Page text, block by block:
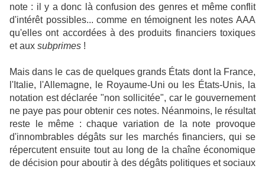
note : il y a donc là confusion des genres et même conflit
d'intérêt possibles... comme en témoignent les notes AAA
qu'elles ont accordées à des produits financiers toxiques
et aux subprimes !
Mais dans le cas de quelques grands États dont la France,
l'Italie, l'Allemagne, le Royaume-Uni ou les États-Unis, la
notation est déclarée "non sollicitée", car le gouvernement
ne paye pas pour obtenir ces notes. Néanmoins, le résultat
reste le même : chaque variation de la note provoque
d'innombrables dégâts sur les marchés financiers, qui se
répercutent ensuite tout au long de la chaîne économique
de décision pour aboutir à des dégâts politiques et sociaux